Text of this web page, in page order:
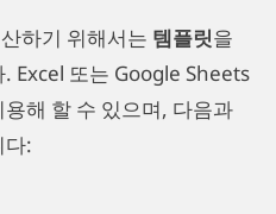
하기 위해서는 템플릿을
Excel 또는 Google Sheets
해 할 수 있으며, 다음과
다: